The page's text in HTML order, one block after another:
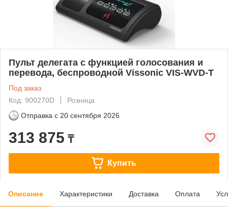
Пульт делегата с функцией голосования и
перевода, беспроводной Vissonic VIS-WVD-T
Под заказ
Код: 900270D
Розница
Отправка с 20 сентября 2026
313 875 ₸
Купить
Описание Характеристики Доставка Оплата